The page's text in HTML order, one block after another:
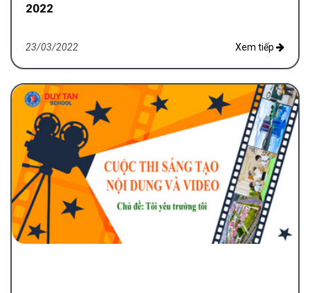
2022
23/03/2022 Xem tiếp